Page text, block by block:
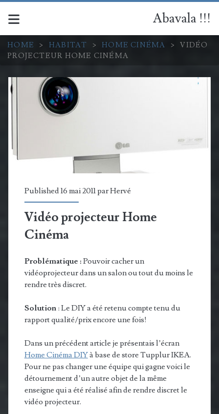
Abavala !!!
HOME > HABITAT > HOME CINÉMA >
VIDÉO
PROJECTEUR HOME CINÉMA
Published 16 mai 2011 parHervé
Vidéo projecteur Home
Cinéma
Problématique : Pouvoir cacher un
vidéoprojecteur dans un salon ou tout du moins le
rendre très discret.
Solution : Le DIY a été retenu compte tenu du
rapport qualité/prix encore une fois!
Dans un précédent article je présentais l’écran
Home Cinéma DIYà base de store Tupplur IKEA.
Pour ne pas changer une équipe qui gagne voici le
détournement d’un autre objet de la même
enseigne qui a été réalisé afin de rendre discret le
vidéo projecteur.